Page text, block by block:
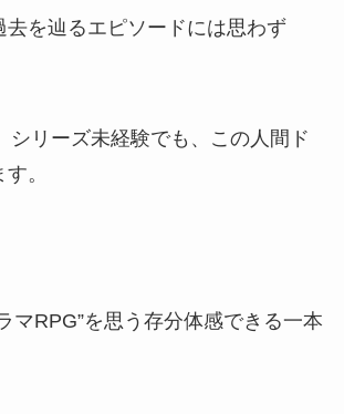
去を辿るエピソードには思わず
シリーズ未経験でも、この人間ド
。
マRPG”を思う存分体感できる一本